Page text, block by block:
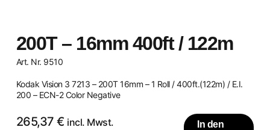
200T – 16mm 400ft / 122m
Art. Nr. 9510
Kodak Vision 3 7213 – 200T 16mm – 1 Roll / 400ft.(122m) / E.I.
200 – ECN-2 Color Negative
265,37€ incl. Mwst.
In den